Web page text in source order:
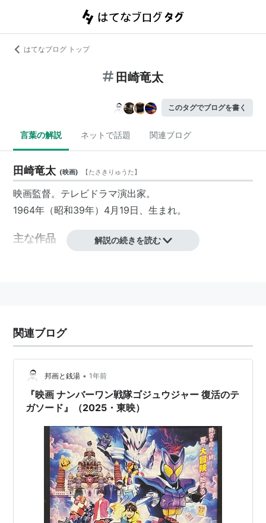
はてなブログ トップ
田崎竜太
このタグでブログを書く
言葉の解説 ネットで話題 関連ブログ
田崎竜太 (映画) 【たさきりゅうた】
映画監督。テレビドラマ演出家。
1964年（昭和39年）4月19日、生まれ。
主な作品
仮面ライダーディケイド
仮面ライダーカブト
仮面ライダー電王
仮面ライダーキバ
仮面ライダービルド
Sh15uya
小さき勇者たち ガメラ
美少女戦士セーラームーン
解説の続きを読む
関連ブログ
邦画と銭湯 • 1年前
『映画 ナンバーワン戦隊ゴジュウジャー 復活のテ
ガソード』（2025・東映）